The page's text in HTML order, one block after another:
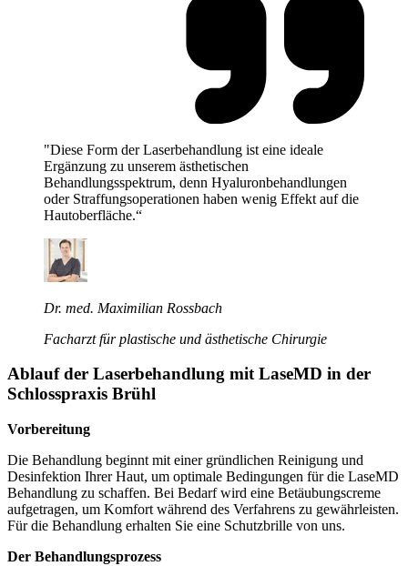
"Diese Form der Laserbehandlung ist eine ideale
Ergänzung zu unserem ästhetischen
Behandlungsspektrum, denn Hyaluronbehandlungen
oder Straffungsoperationen haben wenig Effekt auf die
Hautoberfläche.“
Dr. med. Maximilian Rossbach
Facharzt für plastische und ästhetische Chirurgie
Ablauf der Laserbehandlung mit LaseMD in der
Schlosspraxis Brühl
Vorbereitung
Die Behandlung beginnt mit einer gründlichen Reinigung und
Desinfektion Ihrer Haut, um optimale Bedingungen für die LaseMD
Behandlung zu schaffen. Bei Bedarf wird eine Betäubungscreme
aufgetragen, um Komfort während des Verfahrens zu gewährleisten.
Für die Behandlung erhalten Sie eine Schutzbrille von uns.
Der Behandlungsprozess